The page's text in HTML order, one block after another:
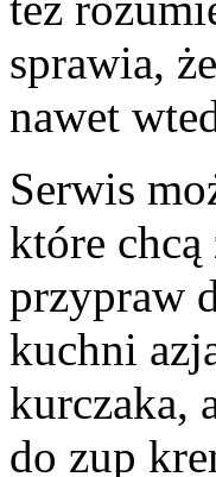
sprawia,
nawet
Serwis
które
przypraw
kuchni
kurczaka,
do zup